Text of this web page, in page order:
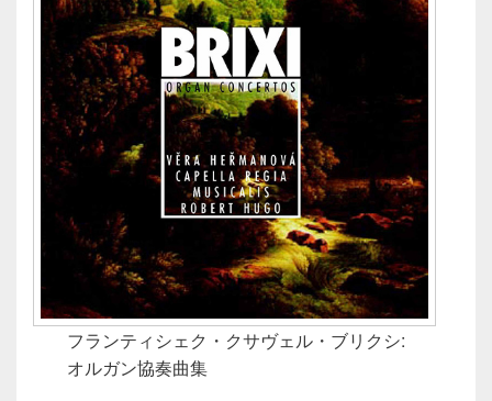
フランティシェク・クサヴェル・ブリクシ:
オルガン協奏曲集